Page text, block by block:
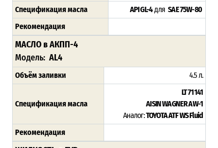
Спецификация масла
API GL-4дляSAE 75W-80
Рекомендация
МАСЛО в АКПП-4
Модель: AL4
Объём заливки 4.5 л.
Спецификация масла
LT 71141
AISIN WAGNER AW-1
Аналог:TOYOTA ATF WS Fluid
Рекомендация